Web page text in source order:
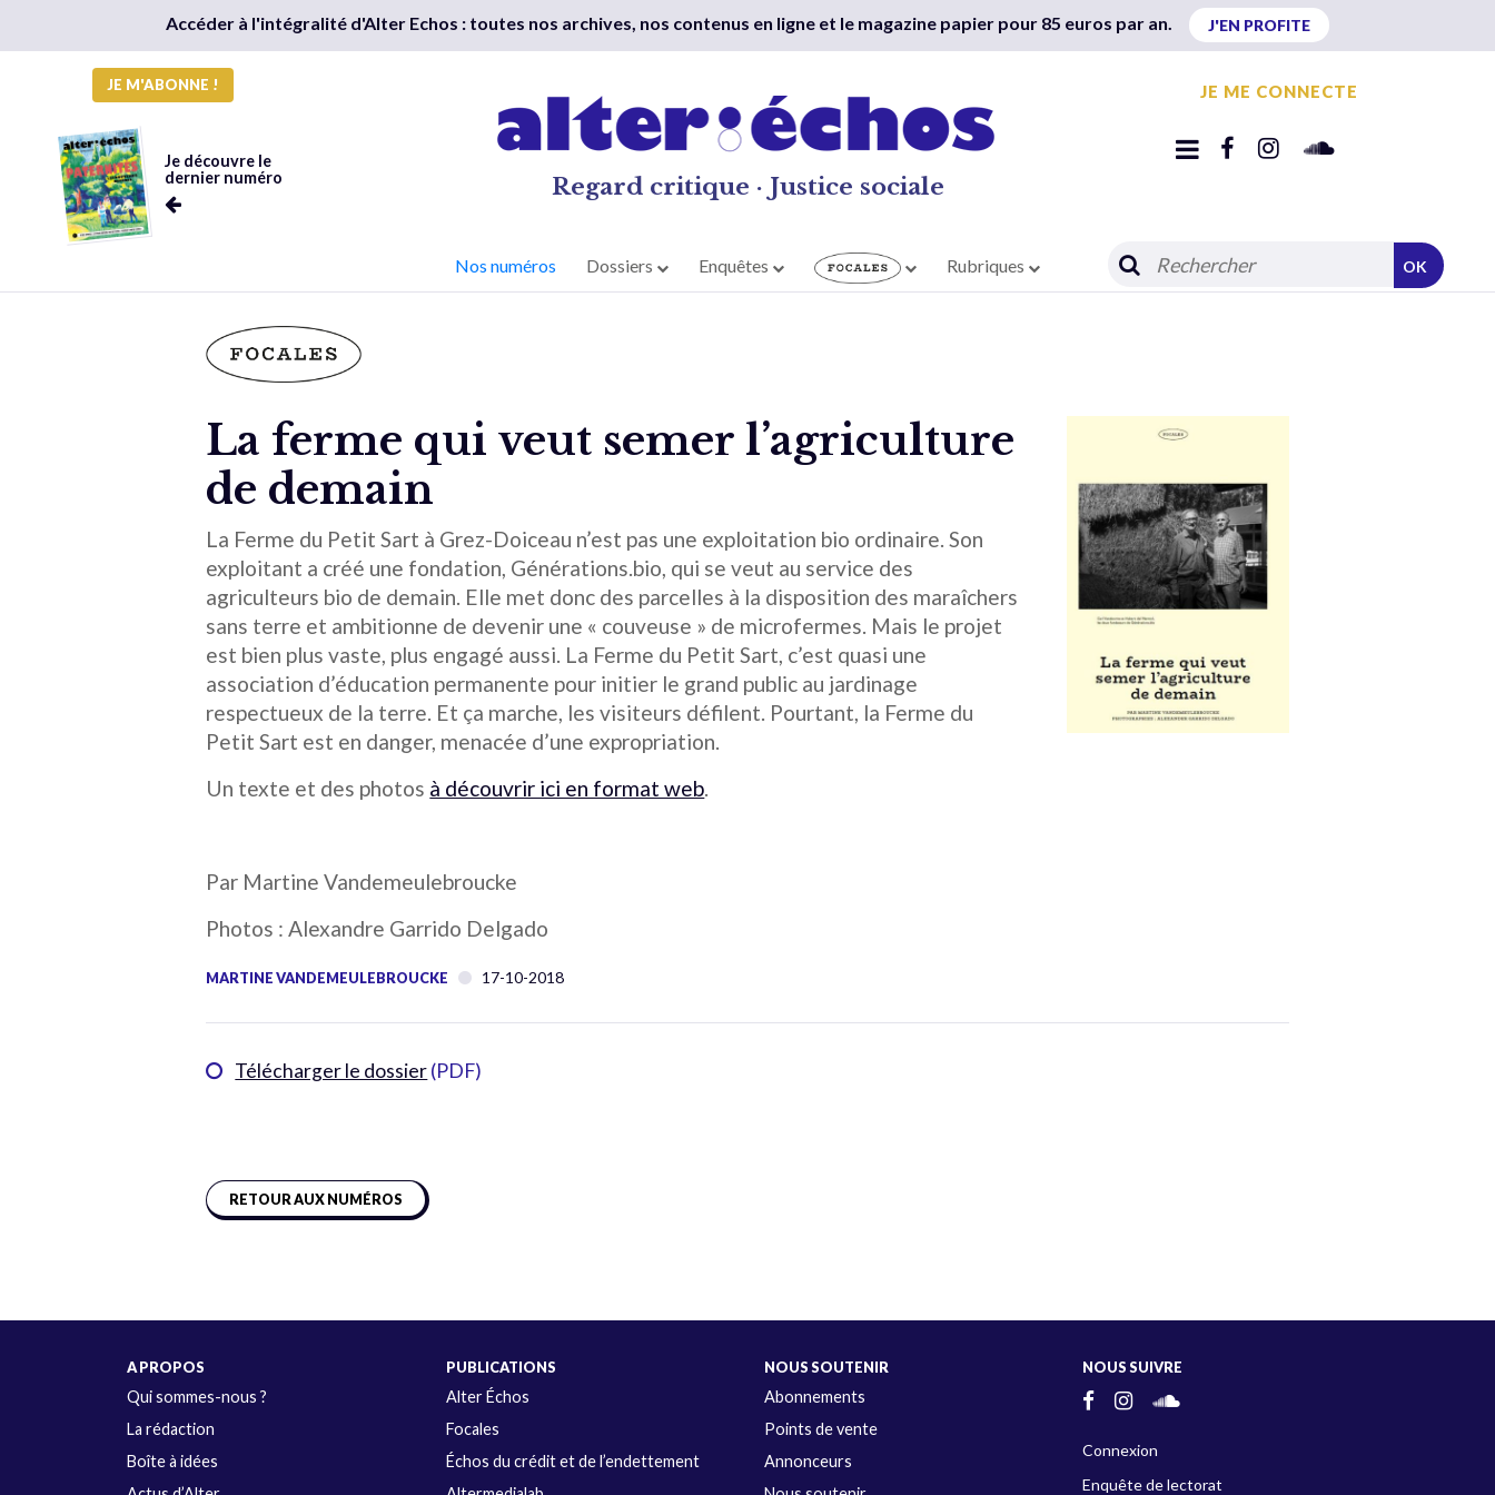
Accéder à l'intégralité d'Alter Echos : toutes nos archives, nos contenus en ligne et le magazine papier pour 85 euros par an. J'EN PROFITE
JE M'ABONNE !
Je découvre le
dernier numéro
Regard critique · Justice sociale
JE ME CONNECTE
Nos numéros Dossiers Enquêtes Rubriques OK
La ferme qui veut semer l’agriculture
de demain
La Ferme du Petit Sart à Grez-Doiceau n’est pas une exploitation bio ordinaire. Son
exploitant a créé une fondation, Générations.bio, qui se veut au service des
agriculteurs bio de demain. Elle met donc des parcelles à la disposition des maraîchers
sans terre et ambitionne de devenir une « couveuse » de microfermes. Mais le projet
est bien plus vaste, plus engagé aussi. La Ferme du Petit Sart, c’est quasi une
association d’éducation permanente pour initier le grand public au jardinage
respectueux de la terre. Et ça marche, les visiteurs défilent. Pourtant, la Ferme du
Petit Sart est en danger, menacée d’une expropriation.
Un texte et des photos à découvrir ici en format web.
Par Martine Vandemeulebroucke
Photos : Alexandre Garrido Delgado
MARTINE VANDEMEULEBROUCKE 17-10-2018
Télécharger le dossier(PDF)
RETOUR AUX NUMÉROS
A PROPOS
Qui sommes-nous ?
La rédaction
Boîte à idées
PUBLICATIONS
Alter Échos
Focales
Échos du crédit et de l’endettement
NOUS SOUTENIR
Abonnements
Points de vente
Annonceurs
NOUS SUIVRE
Connexion
Enquête de lectorat